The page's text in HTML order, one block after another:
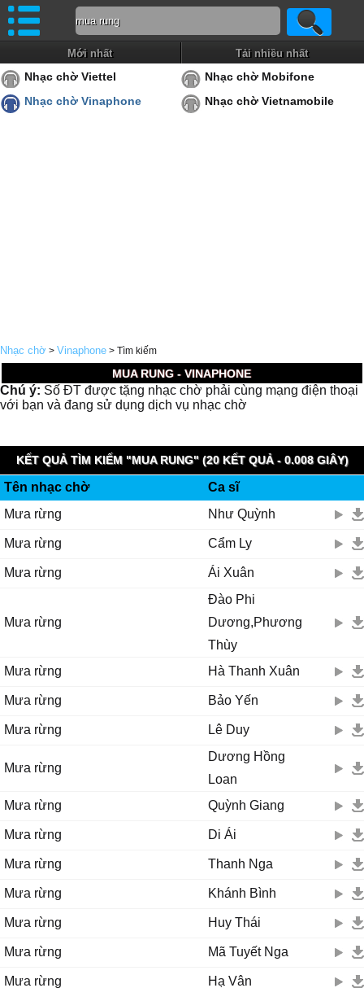
Mới nhất Tải nhiều nhất
Nhạc chờ Viettel
Nhạc chờ Mobifone
Nhạc chờ Vinaphone
Nhạc chờ Vietnamobile
Nhạc chờ > Vinaphone > Tìm kiếm
MUA RUNG - VINAPHONE
Chú ý: Số ĐT được tặng nhạc chờ phải cùng mạng điện thoại
với bạn và đang sử dụng dịch vụ nhạc chờ
KẾT QUẢ TÌM KIẾM "MUA RUNG" (20 KẾT QUẢ - 0.008 GIÂY)
Tên nhạc chờ
Ca sĩ
Mưa rừng
Như Quỳnh
Mưa rừng Cẩm Ly
Mưa rừng Ái Xuân
Mưa rừng
Đào Phi
Dương,Phương
Thùy
Mưa rừng
Hà Thanh Xuân
Mưa rừng Bảo Yến
Mưa rừng Lê Duy
Mưa rừng
Dương Hồng
Loan
Mưa rừng
Quỳnh Giang
Mưa rừng Di Ái
Mưa rừng Thanh Nga
Mưa rừng Khánh Bình
Mưa rừng Huy Thái
Mưa rừng Mã Tuyết Nga
Mưa rừng Hạ Vân